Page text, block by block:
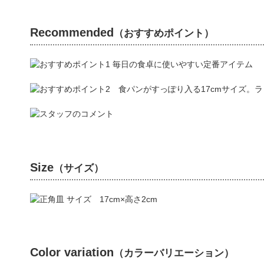
Recommended （おすすめポイント）
Size（サイズ）
Color variation （カラーバリエーション）